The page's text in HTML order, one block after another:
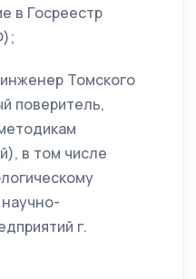
в Госреестр
Томского
поверитель,
в том числе
г.